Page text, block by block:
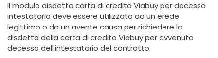
Il modulo disdetta carta di credito Viabuyper decesso
intestatario deve essere utilizzato da un erede
legittimo o da un avente causa per richiedere la
disdetta della carta di credito Viabuyper avvenuto
decesso dell'intestatario del contratto.